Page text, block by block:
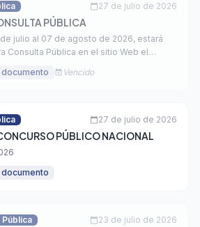
calendar_today27 de julio de 2026
PÚBLICA
julio al 07 de agosto de 2026, estará
Consulta Pública en el sitio Web el
Plan Nacional de Atribución de
event_busy Vencido
calendar_today27 de julio de 2026
PÚBLICO NACIONAL
Pública calendar_today23 de julio de 2026